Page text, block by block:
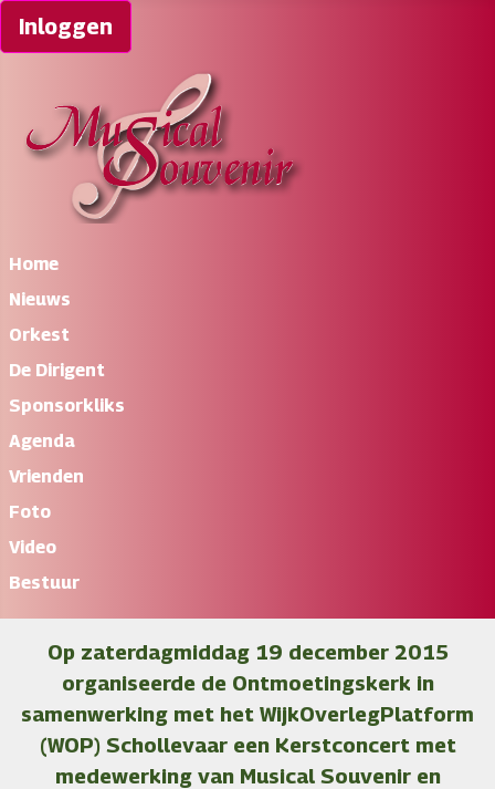
Inloggen
Home
Nieuws
Orkest
De Dirigent
Sponsorkliks
Agenda
Vrienden
Foto
Video
Bestuur
Op zaterdagmiddag 19 december 2015
organiseerde de Ontmoetingskerk in
samenwerking met het WijkOverlegPlatform
(WOP) Schollevaar een Kerstconcert met
medewerking van Musical Souvenir en